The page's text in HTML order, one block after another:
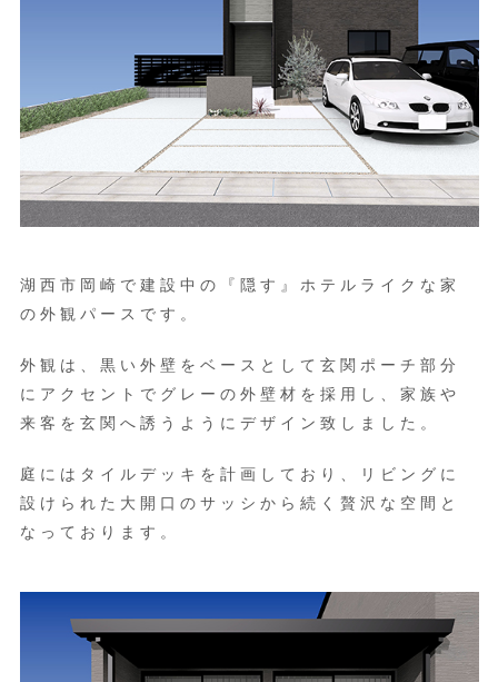
湖西市岡崎で建設中の『隠す』ホテルライクな家
の外観パースです。
外観は、黒い外壁をベースとして玄関ポーチ部分
にアクセントでグレーの外壁材を採用し、家族や
来客を玄関へ誘うようにデザイン致しました。
庭にはタイルデッキを計画しており、リビングに
設けられた大開口のサッシから続く贅沢な空間と
なっております。